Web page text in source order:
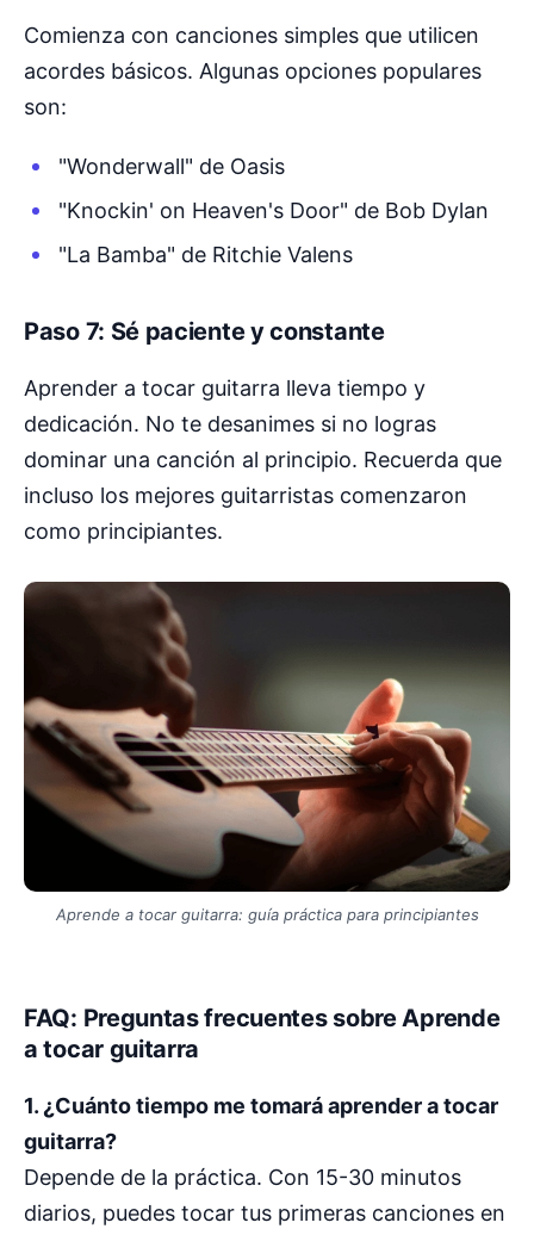
Comienza con canciones simples que utilicen
acordes básicos. Algunas opciones populares
son:
"Wonderwall" de Oasis
"Knockin' on Heaven's Door" de Bob Dylan
"La Bamba" de Ritchie Valens
Paso 7: Sé paciente y constante
Aprender a tocar guitarra lleva tiempo y
dedicación. No te desanimes si no logras
dominar una canción al principio. Recuerda que
incluso los mejores guitarristas comenzaron
como principiantes.
Aprende a tocar guitarra: guía práctica para principiantes
FAQ: Preguntas frecuentes sobre Aprende
a tocar guitarra
1. ¿Cuánto tiempo me tomará aprender a tocar
guitarra?
Depende de la práctica. Con 15-30 minutos
diarios, puedes tocar tus primeras canciones en